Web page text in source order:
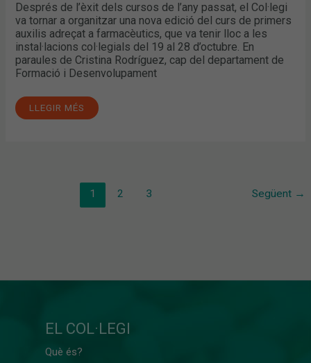
Després de l’èxit dels cursos de l’any passat, el Col·legi
va tornar a organitzar una nova edició del curs de primers
auxilis adreçat a farmacèutics, que va tenir lloc a les
instal·lacions col·legials del 19 al 28 d’octubre. En
paraules de Cristina Rodríguez, cap del departament de
Formació i Desenvolupament
LLEGIR MÉS
1 2 3 Següent →
EL COL·LEGI
Què és?